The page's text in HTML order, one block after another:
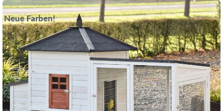
Neue Farben!